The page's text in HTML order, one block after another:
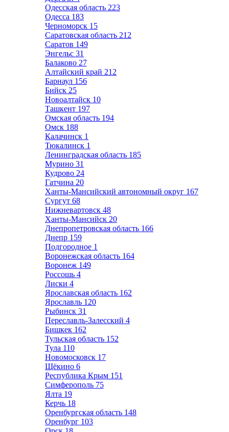
Одесская область 223
Одесса 183
Черноморск 15
Саратовская область 212
Саратов 149
Энгельс 31
Балаково 27
Алтайский край 212
Барнаул 156
Бийск 25
Новоалтайск 10
Ташкент 197
Омская область 194
Омск 188
Калачинск 1
Тюкалинск 1
Ленинградская область 185
Мурино 31
Кудрово 24
Гатчина 20
Ханты-Мансийский автономный округ 167
Сургут 68
Нижневартовск 48
Ханты-Мансийск 20
Днепропетровская область 166
Днепр 159
Подгородное 1
Воронежская область 164
Воронеж 149
Россошь 4
Лиски 4
Ярославская область 162
Ярославль 120
Рыбинск 31
Переславль-Залесский 4
Бишкек 162
Тульская область 152
Тула 110
Новомосковск 17
Щёкино 6
Республика Крым 151
Симферополь 75
Ялта 19
Керчь 18
Оренбургская область 148
Оренбург 103